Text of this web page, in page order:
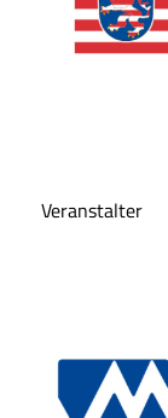
Veranstalter